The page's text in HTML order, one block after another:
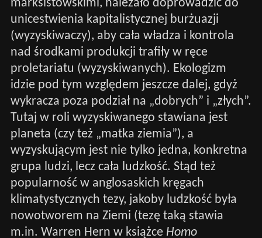
marksistowskimi, należało doprowadzić do
unicestwienia kapitalistycznej burżuazji
(wyzyskiwaczy), aby cała władza i kontrola
nad środkami produkcji trafiły w ręce
proletariatu (wyzyskiwanych). Ekologizm
idzie pod tym względem jeszcze dalej, gdyż
wykracza poza podział na „dobrych” i „złych”.
Tutaj w roli wyzyskiwanego stawiana jest
planeta (czy też „matka ziemia”), a
wyzyskującym jest nie tylko jedna, konkretna
grupa ludzi, lecz cała ludzkość. Stąd też
popularność w anglosaskich kręgach
klimatystycznych tezy, jakoby ludzkość była
nowotworem na Ziemi (tezę taką stawia
m.in. Warren Hern w książce Homo